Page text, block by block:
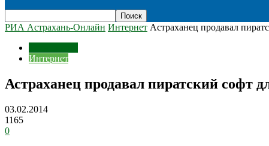
РИА Астрахань-Онлайн Интернет Астраханец продавал
Интернет
Астраханец продавал пиратский софт
03.02.2014
1165
0